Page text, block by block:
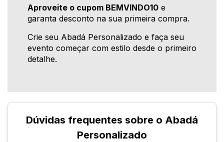
Aproveite o cupom BEMVINDO10 e
garanta desconto na sua primeira compra.
Crie seu Abadá Personalizado e faça seu
evento começar com estilo desde o primeiro
detalhe.
Dúvidas frequentes sobre o Abadá
Personalizado